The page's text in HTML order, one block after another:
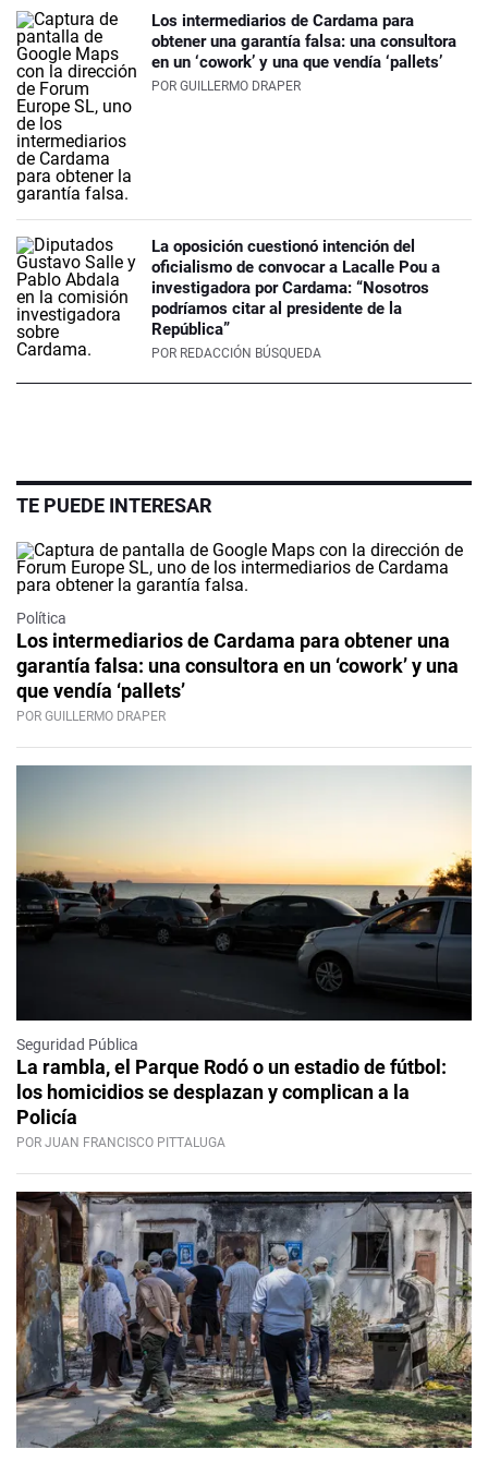
Los intermediarios de Cardama para
obtener una garantía falsa: una consultora
en un ‘cowork’ y una que vendía ‘pallets’
POR GUILLERMO DRAPER
La oposición cuestionó intención del
oficialismo de convocar a Lacalle Pou a
investigadora por Cardama: “Nosotros
podríamos citar al presidente de la
República”
POR REDACCIÓN BÚSQUEDA
TE PUEDE INTERESAR
Política
Los intermediarios de Cardama para obtener una
garantía falsa: una consultora en un ‘cowork’ y una
que vendía ‘pallets’
POR GUILLERMO DRAPER
Seguridad Pública
La rambla, el Parque Rodó o un estadio de fútbol:
los homicidios se desplazan y complican a la
Policía
POR JUAN FRANCISCO PITTALUGA